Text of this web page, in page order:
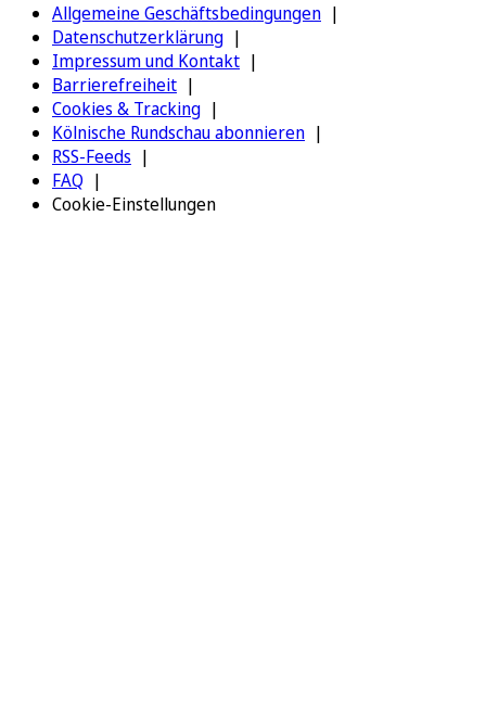
Allgemeine Geschäftsbedingungen
Datenschutzerklärung
Impressum und Kontakt
Barrierefreiheit
Cookies & Tracking
Kölnische Rundschau abonnieren
RSS-Feeds
FAQ
Cookie-Einstellungen